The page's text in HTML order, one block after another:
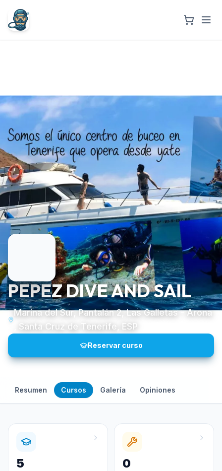
PEPEZ DIVE AND SAIL
Marina del Sur, Pantalán 2, Las Galletas - Arona
, Santa Cruz de Tenerife, ESP
Reservar curso
Resumen Cursos Galería Opiniones
5 0